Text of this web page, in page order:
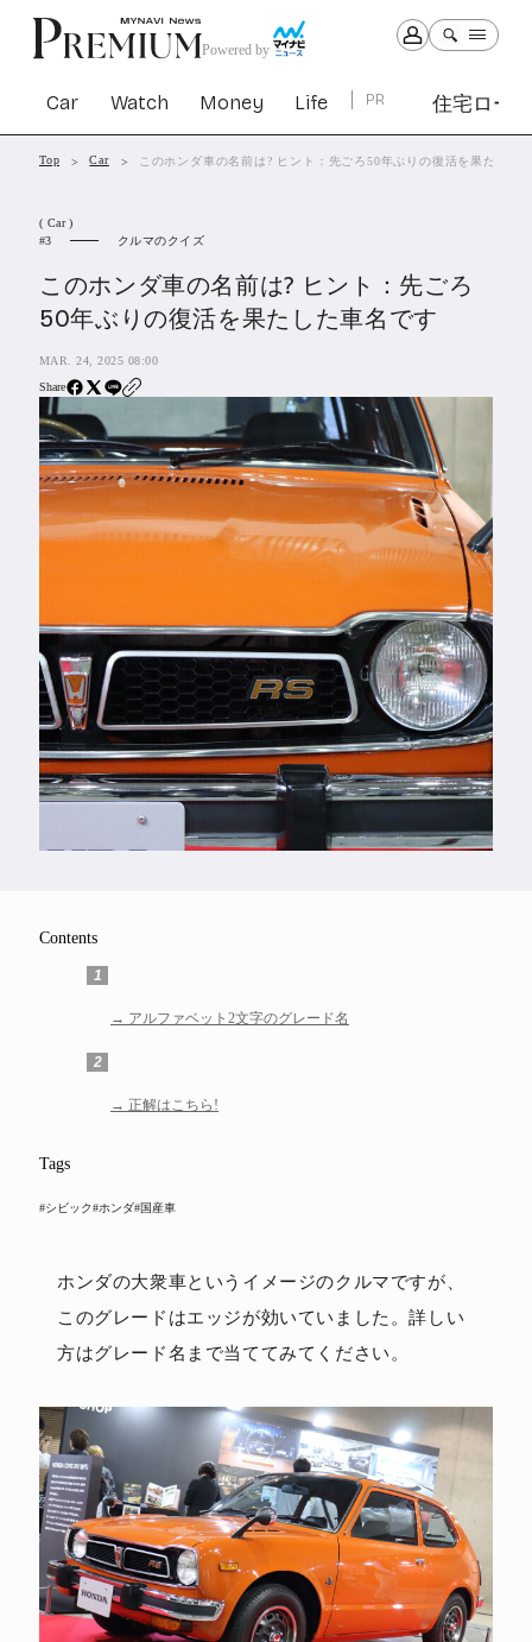
Powered by
Car Watch Money Life PR 住宅ロー
Car Watch
住宅ローン
SBIネオトレード証券
All Articles
特集&連載記事
Feature
Top Car このホンダ車の名前は? ヒント：先ごろ50年ぶりの復活を果たした
( Car )
3
クルマのクイズ
このホンダ車の名前は? ヒント：先ごろ
50年ぶりの復活を果たした車名です
MAR. 24, 2025 08:00
Share
Contents
1
アルファベット2文字のグレード名
2
正解はこちら!
Tags
#シビック#ホンダ#国産車
ホンダの大衆車というイメージのクルマですが、
このグレードはエッジが効いていました。詳しい
方はグレード名まで当ててみてください。